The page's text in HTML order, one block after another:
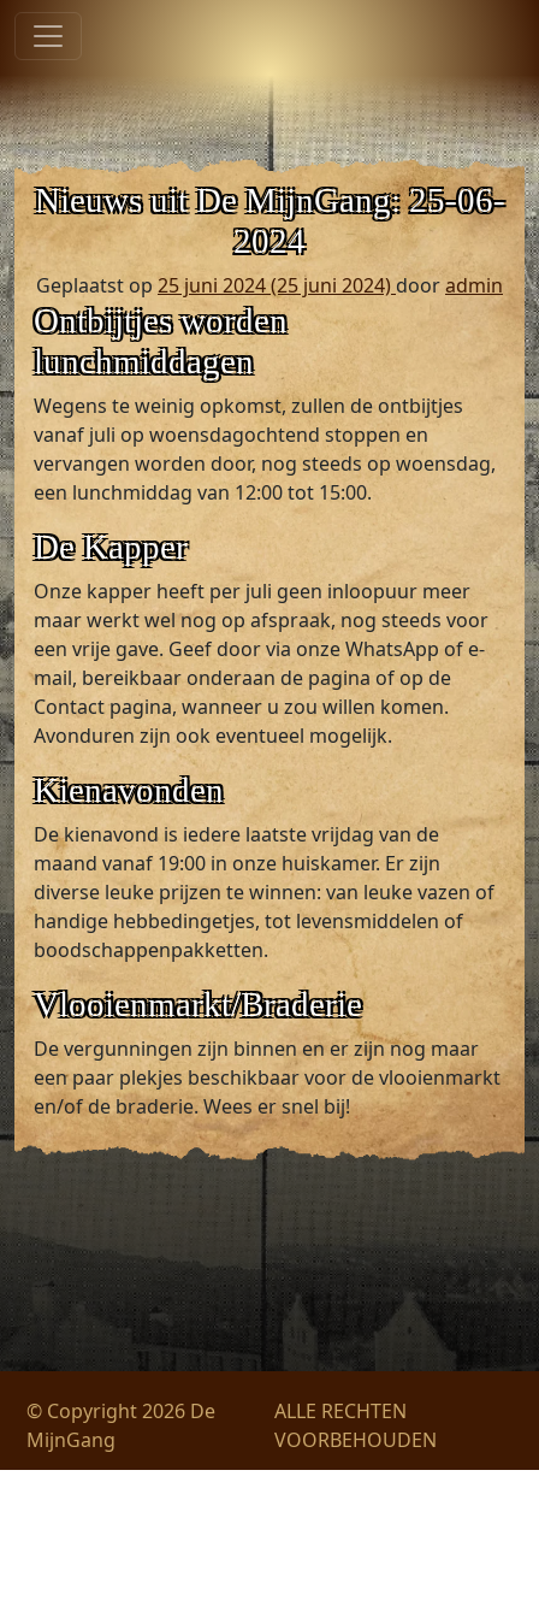
Ga naar de inhoud
Hoofdnavigatie
Nieuws uit De MijnGang: 25-06-
2024
Geplaatst op 25 juni 2024(25 juni 2024)dooradmin
Ontbijtjes worden
lunchmiddagen
Wegens te weinig opkomst, zullen de ontbijtjes
vanaf juli op woensdagochtend stoppen en
vervangen worden door, nog steeds op woensdag,
een lunchmiddag van 12:00 tot 15:00.
De Kapper
Onze kapper heeft per juli geen inloopuur meer
maar werkt wel nog op afspraak, nog steeds voor
een vrije gave. Geef door via onze WhatsApp of e-
mail, bereikbaar onderaan de pagina of op de
Contact pagina, wanneer u zou willen komen.
Avonduren zijn ook eventueel mogelijk.
Kienavonden
De kienavond is iedere laatste vrijdag van de
maand vanaf 19:00 in onze huiskamer. Er zijn
diverse leuke prijzen te winnen: van leuke vazen of
handige hebbedingetjes, tot levensmiddelen of
boodschappenpakketten.
Vlooienmarkt/Braderie
De vergunningen zijn binnen en er zijn nog maar
een paar plekjes beschikbaar voor de vlooienmarkt
en/of de braderie. Wees er snel bij!
© Copyright 2026 De
MijnGang
ALLE RECHTEN
VOORBEHOUDEN